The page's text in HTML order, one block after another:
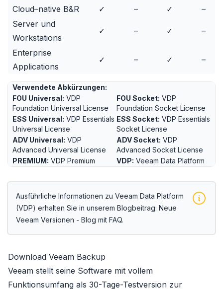
Cloud–native B&R ✓ – ✓
–
Server und
Workstations
✓ – ✓ –
Enterprise
Applications
✓ – ✓ –
Verwendete Abkürzungen:
FOU Universal: VDP
Foundation Universal License
FOU Socket: VDP
Foundation Socket License
ESS Universal: VDP Essentials
Universal License
ESS Socket: VDP Essentials
Socket License
ADV Universal: VDP
Advanced Universal License
ADV Socket: VDP
Advanced Socket License
PREMIUM: VDP Premium VDP: Veeam Data Platform
Ausführliche Informationen zu Veeam Data Platform
(VDP) erhalten Sie in unserem Blogbeitrag: Neue
Veeam Versionen - Blog mit FAQ.
Download Veeam Backup
Veeam stellt seine Software mit vollem
Funktionsumfang als 30-Tage-Testversion zur